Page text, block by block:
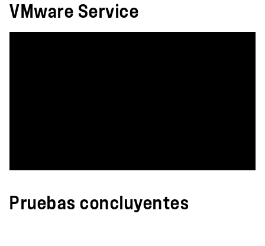
VMware Service
Pruebas concluyentes